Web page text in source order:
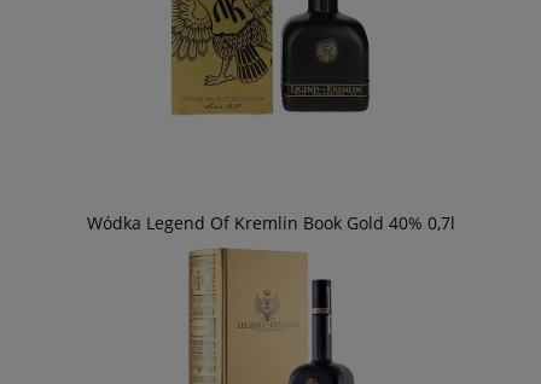
Wódka Legend Of Kremlin Book Gold 40% 0,7l